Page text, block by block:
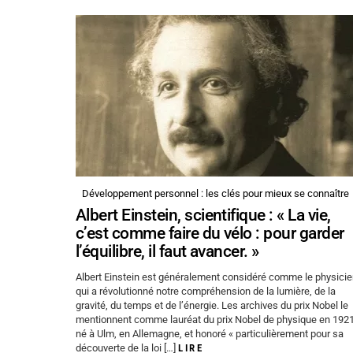
Développement personnel : les clés pour mieux se connaître
Albert Einstein, scientifique : « La vie,
c’est comme faire du vélo : pour garder
l’équilibre, il faut avancer. »
Albert Einstein est généralement considéré comme le
qui a révolutionné notre compréhension de la lumière, de la
gravité, du temps et de l’énergie. Les archives du prix Nobel le
mentionnent comme lauréat du prix Nobel de physique en
né à Ulm, en Allemagne, et honoré « particulièrement pour sa
découverte de la loi […] LIRE